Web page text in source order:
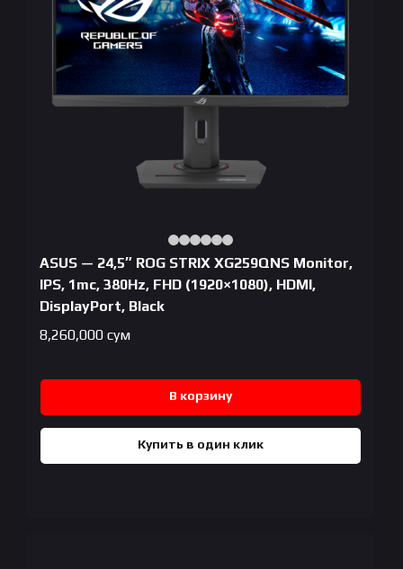
ASUS — 24,5″ ROG STRIX XG259QNS Monitor,
IPS, 1mc, 380Hz, FHD (1920×1080), HDMI,
DisplayPort, Black
8,260,000 сум
В корзину
Купить в один клик